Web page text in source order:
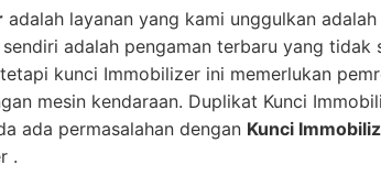
adalah layanan yang kami unggulkan adalah
adalah pengaman terbaru yang tidak
kunci Immobilizer ini memerlukan
mesin kendaraan. Duplikat Kunci
ada permasalahan dengan Kunci
.